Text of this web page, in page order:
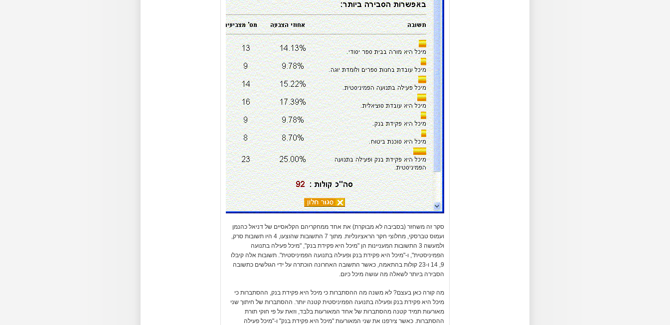
סקר זה משחזר (בסביבה לא מבוקרת) את אחד ממחקריהם הקלאסיים של דניאל כהנמן
ועמוס טברסקי, מחלוצי חקר הראציונליות. מתוך 7 התשובות שהוצעו, 4 היו תשובות סרק,
ולמעשה 3 התשובות המעניינות הן "מיכל היא פקידת בנק", "מיכל פעילה בתנועה
הפמיניסטית", ו-"מיכל היא פקידת בנק ופעילה בתנועה הפמיניסטית". תשובות אלה קיבלו
9, 14 ו-23 קולות בהתאמה, כאשר התשובה האחרונה הוכתרה על ידי הגולשים כתשובה
הסבירה ביותר לשאלה מה עושה מיכל כיום.
מה קורה כאן בעצם? לא משנה מה ההסתברות כי מיכל היא פקידת בנק, ההסתברות כי
מיכל היא פקידת בנק ופעילה בתנועה הפמיניסטית קטנה יותר. ההסתברות של חיתוך שני
מאורעות תמיד קטנה מהסתברות של אחד המאורעות בלבד, וזאת על פי חוקי תורת
ההסתברות. כאשר צירפנו את שני המאורעות "מיכל היא פקידת בנק" ו-"מיכל פעילה